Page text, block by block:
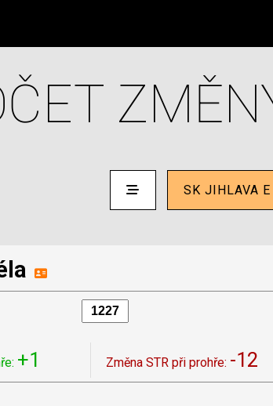
SK JIHLAVA E
+1 Změna STR při prohře: -12